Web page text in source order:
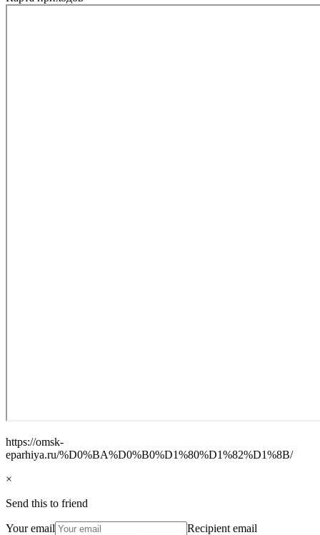
https://omsk-
eparhiya.ru/%D0%BA%D0%B0%D1%80%D1%82%D1%8B/
×
Send this to friend
Your email Recipient email